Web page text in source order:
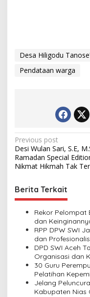
Desa Hiligodu
Pendataan warga
P
o
s
t
n
Previous post
Desi Wulan Sari, S.E,
Ramadan Special
Nikmat Hikmah Tak
Berita Terkait
Rekor Pelompat
dan
RPP DPW SWI
dan
DPD SWI Aceh
Organisasi dan
30 Guru
Pelatihan
Jelang
Kabupaten Nias